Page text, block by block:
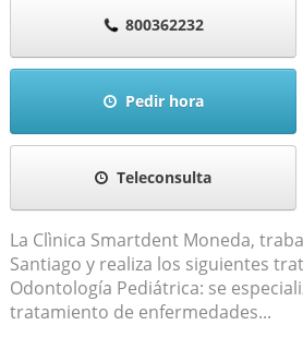
800362232
Pedir hora
Teleconsulta
La Clìnica Smartdent Moneda,
Santiago y realiza los siguientes
Odontología Pediátrica: se
tratamiento de enfermedades...